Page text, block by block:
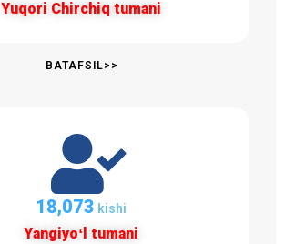
Yuqori Chirchiq tumani
BATAFSIL>>
18,190 kishi
Yangiyoʻl tumani